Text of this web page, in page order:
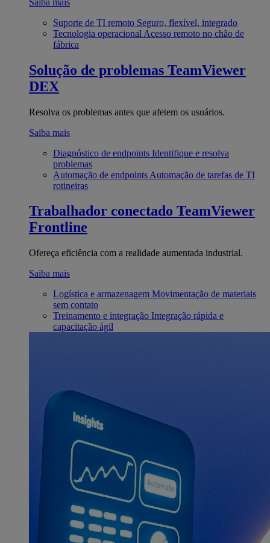
Suporte de TI remoto Seguro, flexível, integrado
Tecnologia operacional Acesso remoto no chão de
fábrica
Solução de problemas TeamViewer
DEX
Resolva os problemas antes que afetem os usuários.
Saiba mais
Diagnóstico de endpoints Identifique e resolva
problemas
Automação de endpoints Automação de tarefas de TI
rotineiras
Trabalhador conectado TeamViewer
Frontline
Ofereça eficiência com a realidade aumentada industrial.
Saiba mais
Logística e armazenagem Movimentação de materiais
sem contato
Treinamento e integração Integração rápida e
capacitação ágil